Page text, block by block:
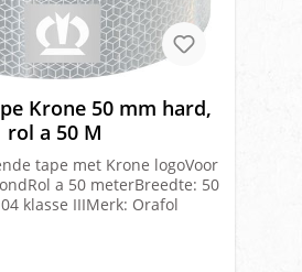
Krone 50 mm hard,
rol a 50 M
tape met Krone logoVoor
a 50 meterBreedte: 50
klasse IIIMerk: Orafol